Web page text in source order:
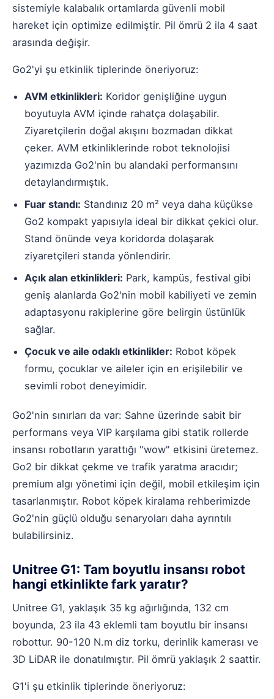
sistemiyle kalabalık ortamlarda güvenli mobil
hareket için optimize edilmiştir. Pil ömrü 2 ila 4 saat
arasında değişir.
Go2'yi şu etkinlik tiplerinde öneriyoruz:
AVM etkinlikleri: Koridor genişliğine uygun
boyutuyla AVM içinde rahatça dolaşabilir.
Ziyaretçilerin doğal akışını bozmadan dikkat
çeker. AVM etkinliklerinde robot teknolojisi
yazımızda Go2'nin bu alandaki performansını
detaylandırmıştık.
Fuar standı: Standınız 20 m² veya daha küçükse
Go2 kompakt yapısıyla ideal bir dikkat çekici olur.
Stand önünde veya koridorda dolaşarak
ziyaretçileri standa yönlendirir.
Açık alan etkinlikleri: Park, kampüs, festival gibi
geniş alanlarda Go2'nin mobil kabiliyeti ve zemin
adaptasyonu rakiplerine göre belirgin üstünlük
sağlar.
Çocuk ve aile odaklı etkinlikler: Robot köpek
formu, çocuklar ve aileler için en erişilebilir ve
sevimli robot deneyimidir.
Go2'nin sınırları da var: Sahne üzerinde sabit bir
performans veya VIP karşılama gibi statik rollerde
insansı robotların yarattığı "wow" etkisini üretemez.
Go2 bir dikkat çekme ve trafik yaratma aracıdır;
premium algı yönetimi için değil, mobil etkileşim için
tasarlanmıştır. Robot köpek kiralama rehberimizde
Go2'nin güçlü olduğu senaryoları daha ayrıntılı
bulabilirsiniz.
Unitree G1: Tam boyutlu insansı robot
hangi etkinlikte fark yaratır?
Unitree G1, yaklaşık 35 kg ağırlığında, 132 cm
boyunda, 23 ila 43 eklemli tam boyutlu bir insansı
robottur. 90-120 N.m diz torku, derinlik kamerası ve
3D LiDAR ile donatılmıştır. Pil ömrü yaklaşık 2 saattir.
G1'i şu etkinlik tiplerinde öneriyoruz: